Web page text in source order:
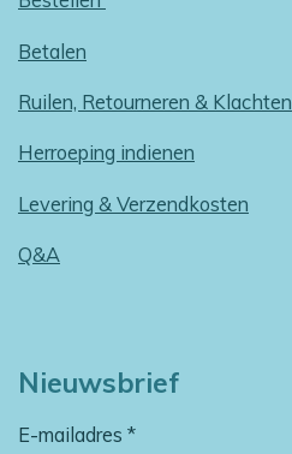
Betalen
Ruilen, Retourneren & Klachten
Herroeping indienen
Levering & Verzendkosten
Q&A
Nieuwsbrief
E-mailadres *